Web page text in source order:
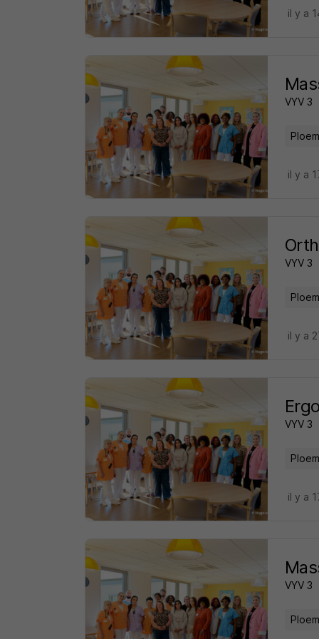
il y a
VYV 3
il y a
VYV 3
il y a
VYV 3
il y a
VYV 3